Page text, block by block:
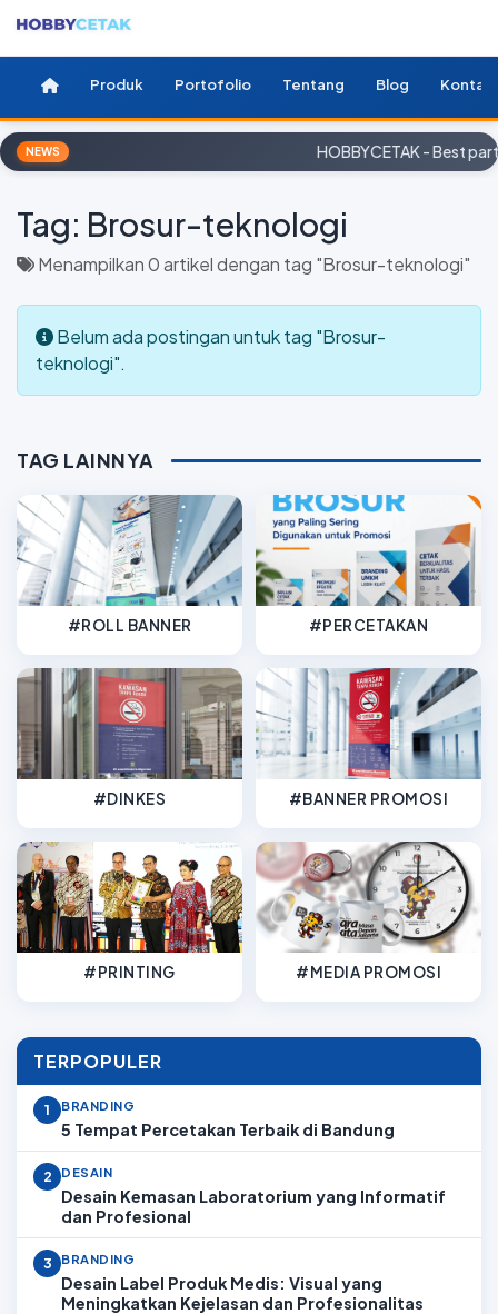
Produk Portofolio Tentang Blog Kontak
NEWS HOBBYCETAK - Best
Tag: Brosur-teknologi
Menampilkan 0 artikel dengan tag "Brosur-teknologi"
Belum ada postingan untuk tag "Brosur-
teknologi".
TAG LAINNYA
#ROLL BANNER #PERCETAKAN
#DINKES #BANNER PROMOSI
#PRINTING #MEDIA PROMOSI
TERPOPULER
1 BRANDING
5 Tempat Percetakan Terbaik di Bandung
2 DESAIN
Desain Kemasan Laboratorium yang Informatif
dan Profesional
3 BRANDING
Desain Label Produk Medis: Visual yang
Meningkatkan Kejelasan dan Profesionalitas